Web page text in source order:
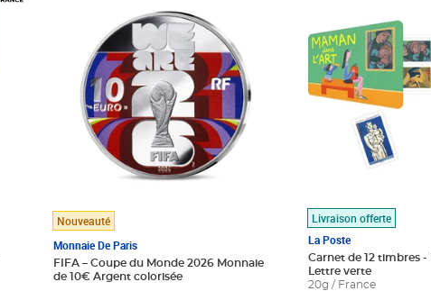
Nouveauté
Monnaie De Paris
FIFA – Coupe du Monde 2026 Monnaie
de 10€ Argent colorisée
Livraison offerte
La Poste
Carnet de 12 timbres
Lettre verte
20g / France